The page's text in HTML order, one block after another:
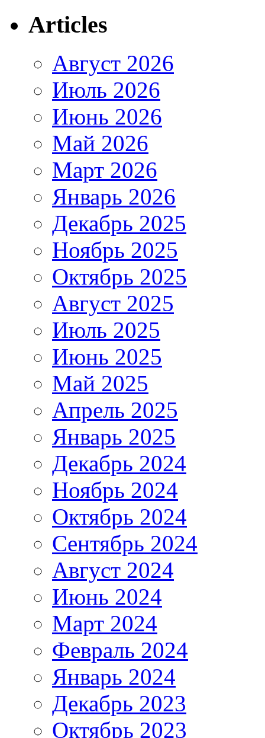
Articles
Август 2026
Июль 2026
Июнь 2026
Май 2026
Март 2026
Январь 2026
Декабрь 2025
Ноябрь 2025
Октябрь 2025
Август 2025
Июль 2025
Июнь 2025
Май 2025
Апрель 2025
Январь 2025
Декабрь 2024
Ноябрь 2024
Октябрь 2024
Сентябрь 2024
Август 2024
Июнь 2024
Март 2024
Февраль 2024
Январь 2024
Декабрь 2023
Октябрь 2023